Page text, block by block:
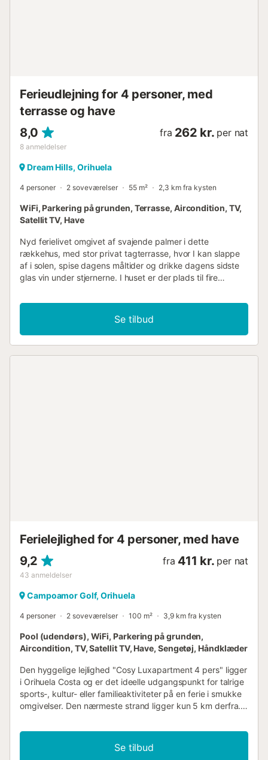
Ferieudlejning for 4 personer, med
terrasse og have
8,0
8 anmeldelser
fra 262 kr. per nat
Dream Hills, Orihuela
4 personer 2 soveværelser 55 m² 2,3 km fra kysten
WiFi, Parkering på grunden, Terrasse, Aircondition, TV,
Satellit TV, Have
Nyd ferielivet omgivet af svajende palmer i dette
rækkehus, med stor privat tagterrasse, hvor I kan slappe
af i solen, spise dagens måltider og drikke dagens sidste
glas vin under stjernerne. I huset er der plads til fire
køkken, stue og badeværelse. Der er en offentlig
svømmehal 100 m fra huset og tre km til sandstranden og
det glasklare Middelhav. Nærmeste restaurant ligger 100
m væk og der er kun 150 m til nærmeste butik. Spanien er
Se tilbud
Ferielejlighed for 4 personer, med have
9,2
43 anmeldelser
fra 411 kr. per nat
Campoamor Golf, Orihuela
4 personer 2 soveværelser 100 m² 3,9 km fra kysten
Pool (udendørs), WiFi, Parkering på grunden,
Aircondition, TV, Satellit TV, Have, Sengetøj, Håndklæder
Den hyggelige lejlighed "Cosy Luxapartment 4 pers" ligger
i Orihuela Costa og er det ideelle udgangspunkt for talrige
sports-, kultur- eller familieaktiviteter på en ferie i smukke
omgivelser. Den nærmeste strand ligger kun 5 km derfra.
køkken med opvaskemaskine, 2 soveværelser, 2
badeværelser og plads til 4 personer. Yderligere faciliteter
inkluderer Wi-Fi (velegnet til videoopkald), aircondition (i
Se tilbud